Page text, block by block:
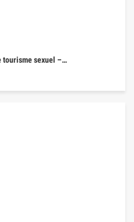
tourisme sexuel –…